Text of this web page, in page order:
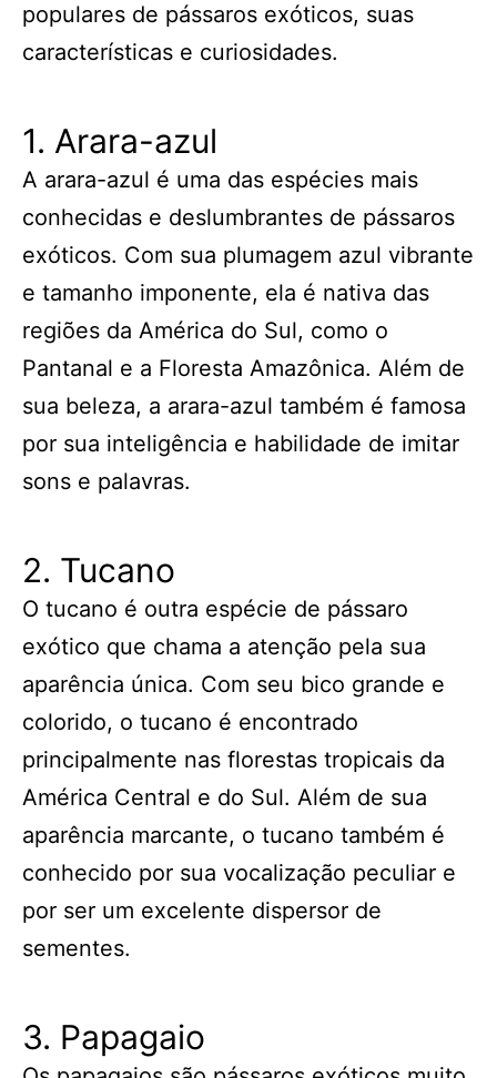
populares de pássaros exóticos, suas
características e curiosidades.
1. Arara-azul
A arara-azul é uma das espécies mais
conhecidas e deslumbrantes de pássaros
exóticos. Com sua plumagem azul vibrante
e tamanho imponente, ela é nativa das
regiões da América do Sul, como o
Pantanal e a Floresta Amazônica. Além de
sua beleza, a arara-azul também é famosa
por sua inteligência e habilidade de imitar
sons e palavras.
2. Tucano
O tucano é outra espécie de pássaro
exótico que chama a atenção pela sua
aparência única. Com seu bico grande e
colorido, o tucano é encontrado
principalmente nas florestas tropicais da
América Central e do Sul. Além de sua
aparência marcante, o tucano também é
conhecido por sua vocalização peculiar e
por ser um excelente dispersor de
sementes.
3. Papagaio